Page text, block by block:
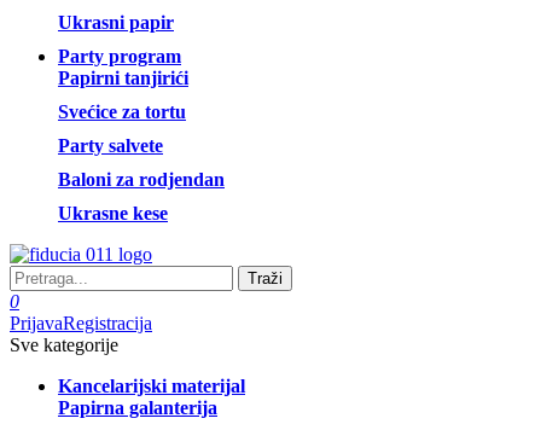
Ukrasni papir
Party program
Papirni tanjirići
Svećice za tortu
Party salvete
Baloni za rodjendan
Ukrasne kese
Traži
0
PrijavaRegistracija
Sve kategorije
Kancelarijski materijal
Papirna galanterija